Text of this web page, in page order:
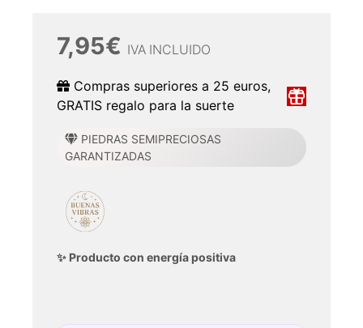
7,95€ IVA INCLUIDO
Compras superiores a 25 euros,
GRATIS regalo para la suerte
PIEDRAS SEMIPRECIOSAS
GARANTIZADAS
✨ Producto con energía positiva